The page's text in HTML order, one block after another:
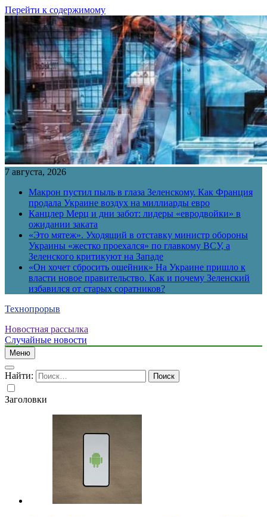
Перейти к содержимому
7 августа, 2026
Макрон пустил пыль в глаза Зеленскому. Как Франция
продала Украине воздух на миллиарды евро
Канцлер Мерц и дни забот: лидеры «евродвойки» в
ожидании заката
«Это мятеж». Уходящий в отставку министр обороны
Украины «жестко проехался» по главкому ВСУ, а
Зеленского критикуют на Западе
«Он хочет сбросить ошейник» На Украине пришло к
власти новое правительство. Как и почему Зеленский
избавился от старых соратников?
Технопрорыв
Новостная рассылка
Случайные новости
Меню
Найти:
Заголовки